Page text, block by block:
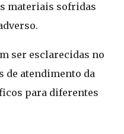
materiais sofridas
ser esclarecidas no
de atendimento da
para diferentes